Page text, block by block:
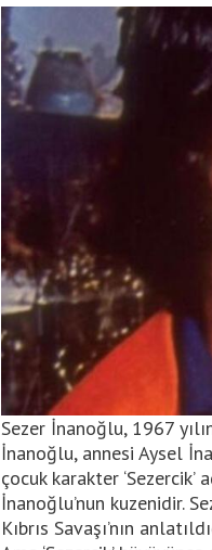
Sezer İnanoğlu, 1967
İnanoğlu, annesi Aysel
çocuk karakter
İnanoğlu’nun kuzenidir.
Kıbrıs Savaşı’nın